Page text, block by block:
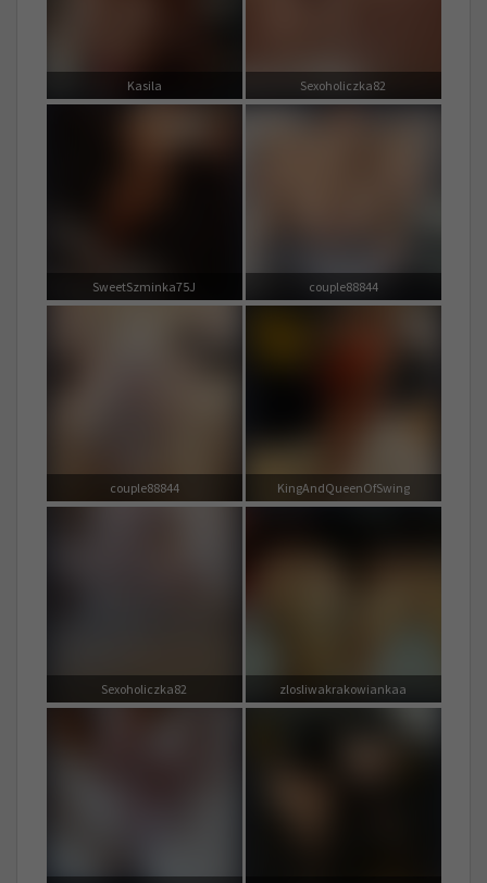
Kasila Sexoholiczka82
SweetSzminka75J couple88844
couple88844 KingAndQueenOfSwing
Sexoholiczka82 zlosliwakrakowiankaa